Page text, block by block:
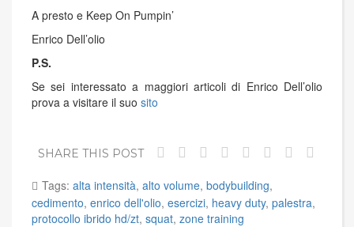
A presto e Keep On Pumpin’
Enrico Dell’olio
P.S.
Se sei interessato a maggiori articoli di Enrico Dell’olio
prova a visitare il suo sito
SHARE THIS POST
Tags: alta intensità, alto volume, bodybuilding,
cedimento, enrico dell'olio, esercizi, heavy duty, palestra,
protocollo ibrido hd/zt, squat, zone training